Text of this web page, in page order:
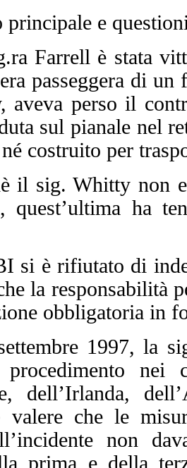
principale e
è stata
passeggera di
perso il
sul pianale nel
costruito per
Whitty non
quest’ultima ha
rifiutato di
la responsabilità
obbligatoria in
1997, la
procedimento
dell’Irlanda,
valere che le
non
prima e della